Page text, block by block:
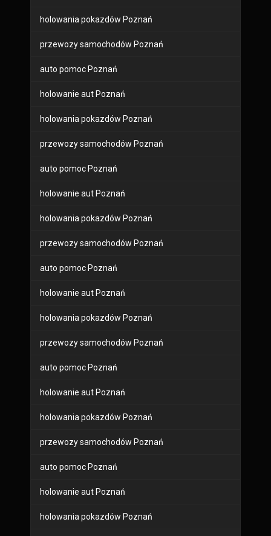
holowania pokazdów Poznań
przewozy samochodów Poznań
auto pomoc Poznań
holowanie aut Poznań
holowania pokazdów Poznań
przewozy samochodów Poznań
auto pomoc Poznań
holowanie aut Poznań
holowania pokazdów Poznań
przewozy samochodów Poznań
auto pomoc Poznań
holowanie aut Poznań
holowania pokazdów Poznań
przewozy samochodów Poznań
auto pomoc Poznań
holowanie aut Poznań
holowania pokazdów Poznań
przewozy samochodów Poznań
auto pomoc Poznań
holowanie aut Poznań
holowania pokazdów Poznań